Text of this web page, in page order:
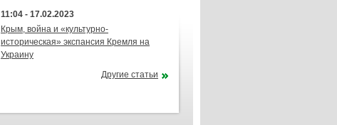
11:04 - 17.02.2023
Крым, война и «культурно-
историческая» экспансия Кремля на
Украину
Другие статьи